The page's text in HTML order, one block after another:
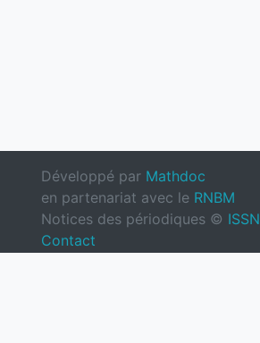
Développé par Mathdoc
en partenariat avec le RNBM
Notices des périodiques © ISSN
Contact